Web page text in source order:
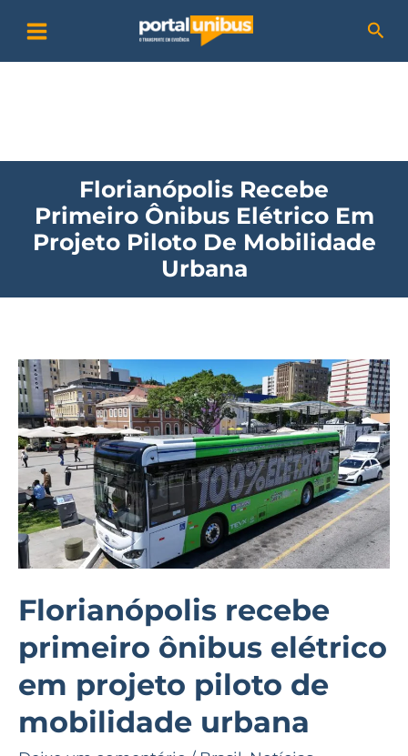
para
o
Florianópolis Recebe
Primeiro Ônibus Elétrico Em
Projeto Piloto De Mobilidade
Urbana
Florianópolis recebe
primeiro ônibus elétrico
em projeto piloto de
mobilidade urbana
Florianópolis
recebe
primeiro
ônibus
elétrico
em
projeto
piloto
mobilidade
urbana